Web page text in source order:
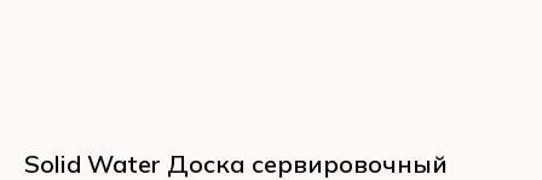
Solid Water Доска сервировочный